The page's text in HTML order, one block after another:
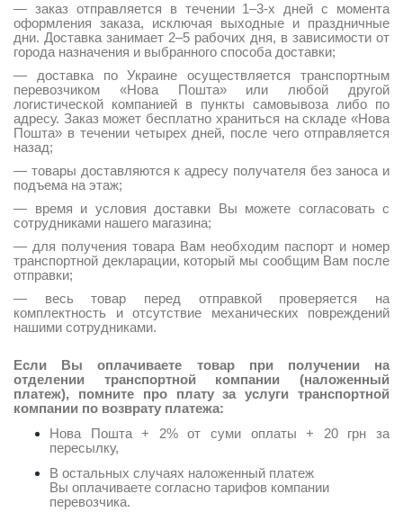
— заказ отправляется в течении 1–3-х дней с момента
оформления заказа, исключая выходные и праздничные
дни. Доставка занимает 2–5 рабочих дня, в зависимости от
города назначения и выбранного способа доставки;
— доставка по Украине осуществляется транспортным
перевозчиком «Нова Пошта» или любой другой
логистической компанией в пункты самовывоза либо по
адресу. Заказ может бесплатно храниться на складе «Нова
Пошта» в течении четырех дней, после чего отправляется
назад;
— товары доставляются к адресу получателя без заноса и
подъема на этаж;
— время и условия доставки Вы можете согласовать с
сотрудниками нашего магазина;
— для получения товара Вам необходим паспорт и номер
транспортной декларации, который мы сообщим Вам после
отправки;
— весь товар перед отправкой проверяется на
комплектность и отсутствие механических повреждений
нашими сотрудниками.
Если Вы оплачиваете товар при получении на
отделении транспортной компании (наложенный
платеж), помните про плату за услуги транспортной
компании по возврату платежа:
Нова Пошта + 2% от суми оплаты + 20 грн за
пересылку,
В остальных случаях наложенный платеж
Вы оплачиваете согласно тарифов компании
перевозчика.